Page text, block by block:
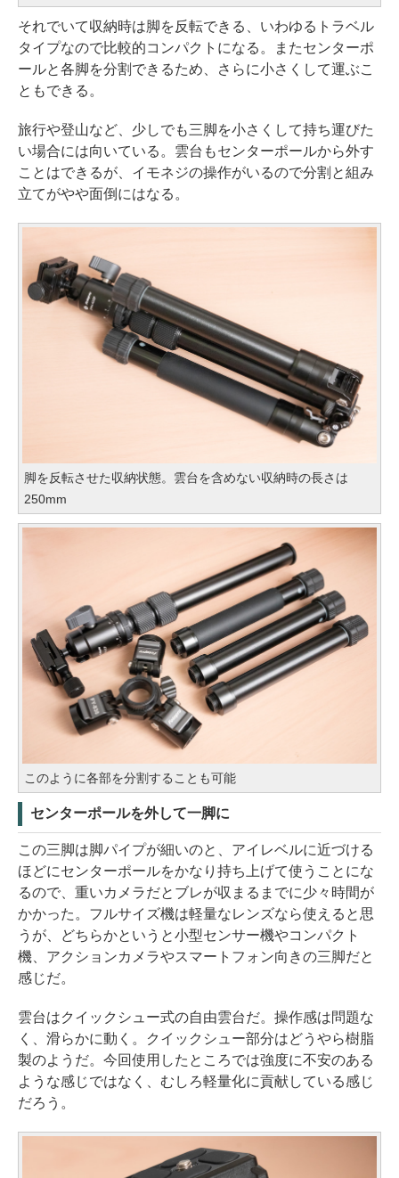
それでいて収納時は脚を反転できる、いわゆるトラベル
タイプなので比較的コンパクトになる。またセンターポ
ールと各脚を分割できるため、さらに小さくして運ぶこ
ともできる。
旅行や登山など、少しでも三脚を小さくして持ち運びた
い場合には向いている。雲台もセンターポールから外す
ことはできるが、イモネジの操作がいるので分割と組み
立てがやや面倒にはなる。
脚を反転させた収納状態。雲台を含めない収納時の長さは
250mm
このように各部を分割することも可能
センターポールを外して一脚に
この三脚は脚パイプが細いのと、アイレベルに近づける
ほどにセンターポールをかなり持ち上げて使うことにな
るので、重いカメラだとブレが収まるまでに少々時間が
かかった。フルサイズ機は軽量なレンズなら使えると思
うが、どちらかというと小型センサー機やコンパクト
機、アクションカメラやスマートフォン向きの三脚だと
感じだ。
雲台はクイックシュー式の自由雲台だ。操作感は問題な
く、滑らかに動く。クイックシュー部分はどうやら樹脂
製のようだ。今回使用したところでは強度に不安のある
ような感じではなく、むしろ軽量化に貢献している感じ
だろう。